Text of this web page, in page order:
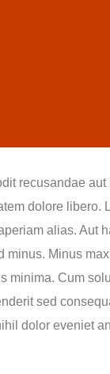
recusandae
dolore libero.
alias. Aut
minus. Minus
minima. Cum
sed
dolor eveniet